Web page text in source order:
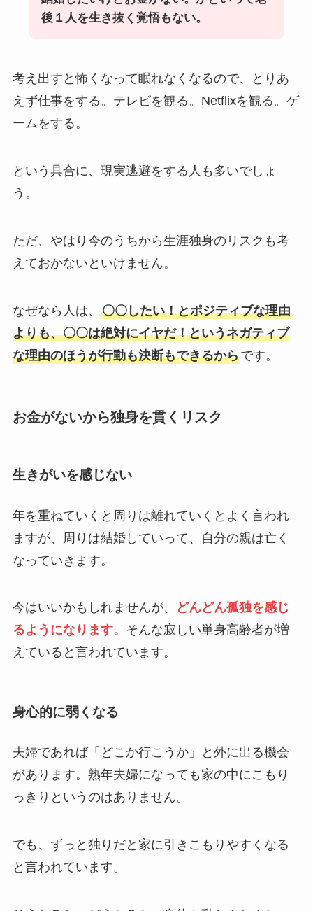
後１人を生き抜く覚悟もない。
考え出すと怖くなって眠れなくなるので、とりあ
えず仕事をする。テレビを観る。Netflixを観る。ゲ
ームをする。
という具合に、現実逃避をする人も多いでしょ
う。
ただ、やはり今のうちから生涯独身のリスクも考
えておかないといけません。
なぜなら人は、 〇〇したい！とポジティブな理由
よりも、〇〇は絶対にイヤだ！というネガティブ
な理由のほうが行動も決断もできるからです。
お金がないから独身を貫くリスク
生きがいを感じない
年を重ねていくと周りは離れていくとよく言われ
ますが、周りは結婚していって、自分の親は亡く
なっていきます。
今はいいかもしれませんが、
どんどん孤独を感じ
るようになります。 そんな寂しい単身高齢者が増
えていると言われています。
身心的に弱くなる
夫婦であれば「どこか行こうか」と外に出る機会
があります。熟年夫婦になっても家の中にこもり
っきりというのはありません。
でも、ずっと独りだと家に引きこもりやすくなる
と言われています。